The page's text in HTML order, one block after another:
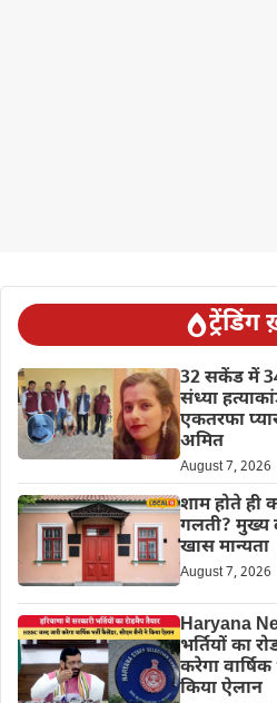
32 सकेंड में
संध्या
एकतरफा
अमित
August 7, 2026
शाम होते ही
गलती? मुख्य
खास मान्यता
August 7, 2026
Haryana
भर्तियों का
करेगा
किया ऐलान